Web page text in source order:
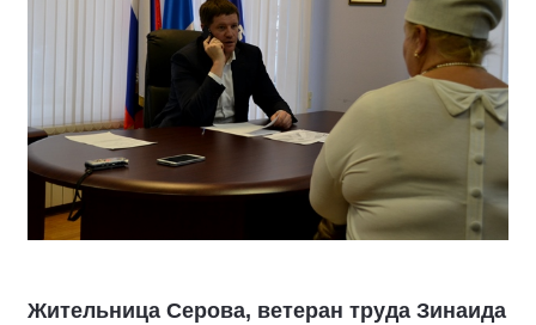
Жительница Серова, ветеран труда Зинаида